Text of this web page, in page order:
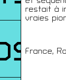
restait à
vraies
France,